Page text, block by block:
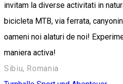
invitam la diverse activitati in
bicicleta MTB, via ferrata,
oameni noi alaturi de noi!
maniera activa!
Sibiu, Romania